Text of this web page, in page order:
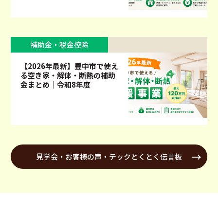
補助金・税金控除
【2026年最新】豊中市で使え
る空き家・解体・断熱の補助
金まとめ｜令和8年度
見学会・お客様の声・テックとくとく伝言板